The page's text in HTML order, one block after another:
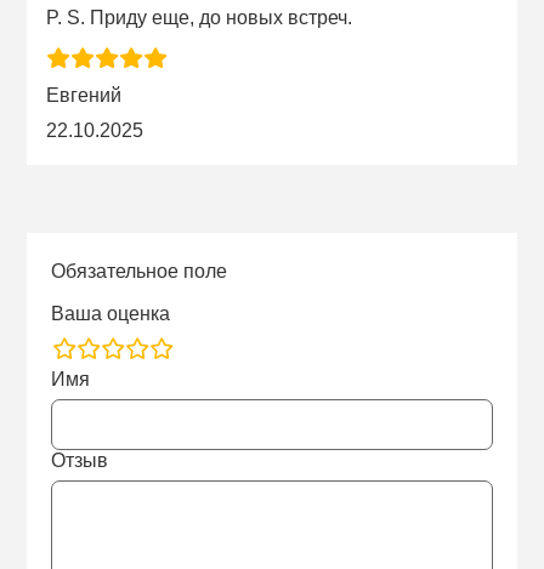
P. S. Приду еще, до новых встреч.
Евгений
22.10.2025
Обязательное поле
Ваша оценка
rating
fields
Имя
Отзыв